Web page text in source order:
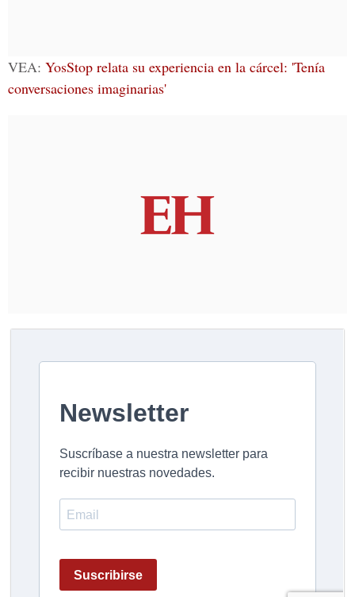
VEA: YosStop relata su experiencia en la cárcel: 'Tenía
conversaciones imaginarias'